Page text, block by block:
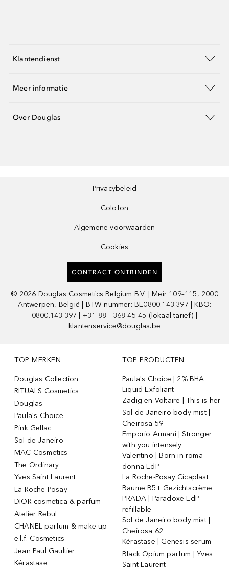
Klantendienst
Meer informatie
Over Douglas
Privacybeleid
Colofon
Algemene voorwaarden
Cookies
CONTRACT ONTBINDEN
© 2026 Douglas Cosmetics Belgium B.V. | Meir 109–115, 2000
Antwerpen, België | BTW nummer: BE0800.143.397 | KBO:
0800.143.397 | +31 88 - 368 45 45 (lokaal tarief) |
klantenservice@douglas.be
TOP MERKEN
Douglas Collection
RITUALS Cosmetics
Douglas
Paula's Choice
Pink Gellac
Sol de Janeiro
MAC Cosmetics
The Ordinary
Yves Saint Laurent
La Roche-Posay
DIOR cosmetica & parfum
Atelier Rebul
CHANEL parfum & make-up
e.l.f. Cosmetics
Jean Paul Gaultier
Kérastase
TOP PRODUCTEN
Paula's Choice | 2% BHA
Liquid Exfoliant
Zadig en Voltaire | This is her
Sol de Janeiro body mist |
Cheirosa 59
Emporio Armani | Stronger
with you intensely
Valentino | Born in roma
donna EdP
La Roche-Posay Cicaplast
Baume B5+ Gezichtscrème
PRADA | Paradoxe EdP
refillable
Sol de Janeiro body mist |
Cheirosa 62
Kérastase | Genesis serum
Black Opium parfum | Yves
Saint Laurent